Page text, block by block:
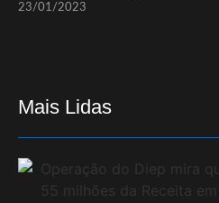
23/01/2023
Mais Lidas